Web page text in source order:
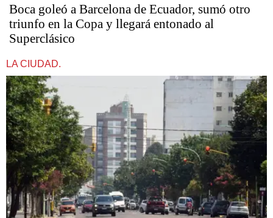
Boca goleó a Barcelona de Ecuador, sumó otro
triunfo en la Copa y llegará entonado al
Superclásico
LA CIUDAD.